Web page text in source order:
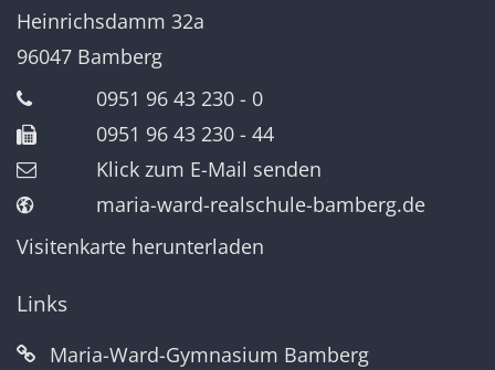
Heinrichsdamm 32a
96047 Bamberg
0951 96 43 230 - 0
0951 96 43 230 - 44
Klick zum E-Mail senden
maria-ward-realschule-bamberg.de
Visitenkarte herunterladen
Links
Maria-Ward-Gymnasium Bamberg